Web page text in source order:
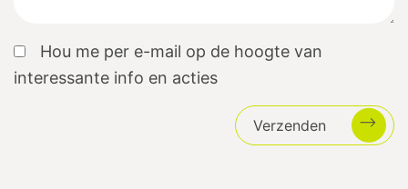
Hou me per e-mail op de hoogte van
interessante info en acties
Verzenden